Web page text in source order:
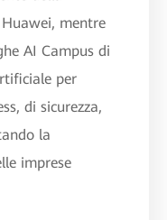
mentre
AI Campus di
per
di sicurezza,
la
imprese